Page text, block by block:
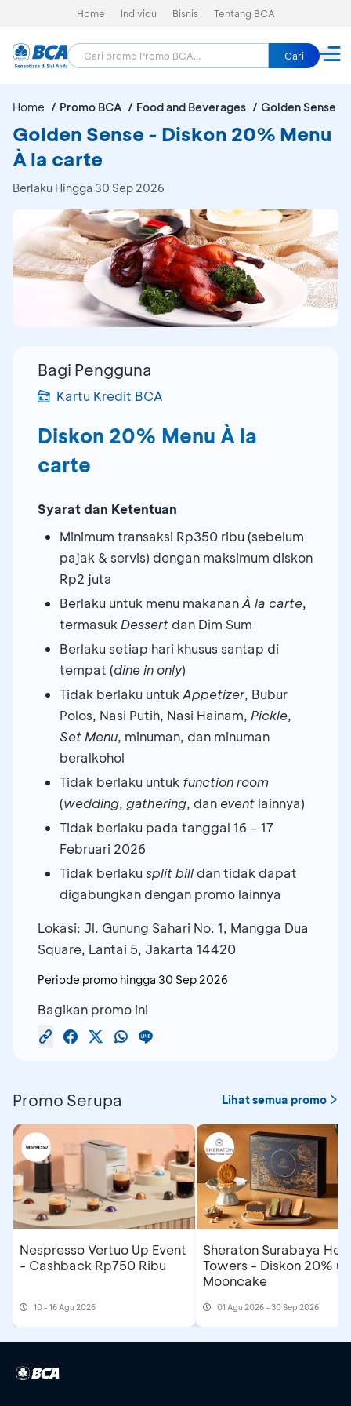
Home Individu Bisnis Tentang BCA
Cari
Home Promo BCA Food and Beverages Golden Sense
Golden Sense - Diskon 20% Menu
À la carte
Berlaku Hingga 30 Sep 2026
Bagi Pengguna
Kartu Kredit BCA
Diskon 20% Menu À la
carte
Syarat dan Ketentuan
Minimum transaksi Rp350 ribu (sebelum
pajak & servis) dengan maksimum diskon
Rp2 juta
Berlaku untuk menu makananÀ la carte,
termasuk Dessert dan Dim Sum
Berlaku setiap hari khusus santap di
tempat (dine in only)
Tidak berlaku untuk Appetizer, Bubur
Polos, Nasi Putih, Nasi Hainam, Pickle,
Set Menu, minuman, dan minuman
beralkohol
Tidak berlaku untuk function room
(wedding, gathering, dan event lainnya)
Tidak berlaku pada tanggal 16 – 17
Februari 2026
Tidak berlaku split bill dan tidak dapat
digabungkan dengan promo lainnya
Lokasi: Jl. Gunung Sahari No. 1, Mangga Dua
Square, Lantai 5, Jakarta 14420
Periode promo hingga 30 Sep 2026
Bagikan promo ini
Promo Serupa Lihat semua promo
Nespresso Vertuo Up Event
- Cashback Rp750 Ribu
10 - 16 Agu 2026
Sheraton Surabaya
Towers - Diskon 20%
Mooncake
01 Agu 2026 - 30 Sep 2026